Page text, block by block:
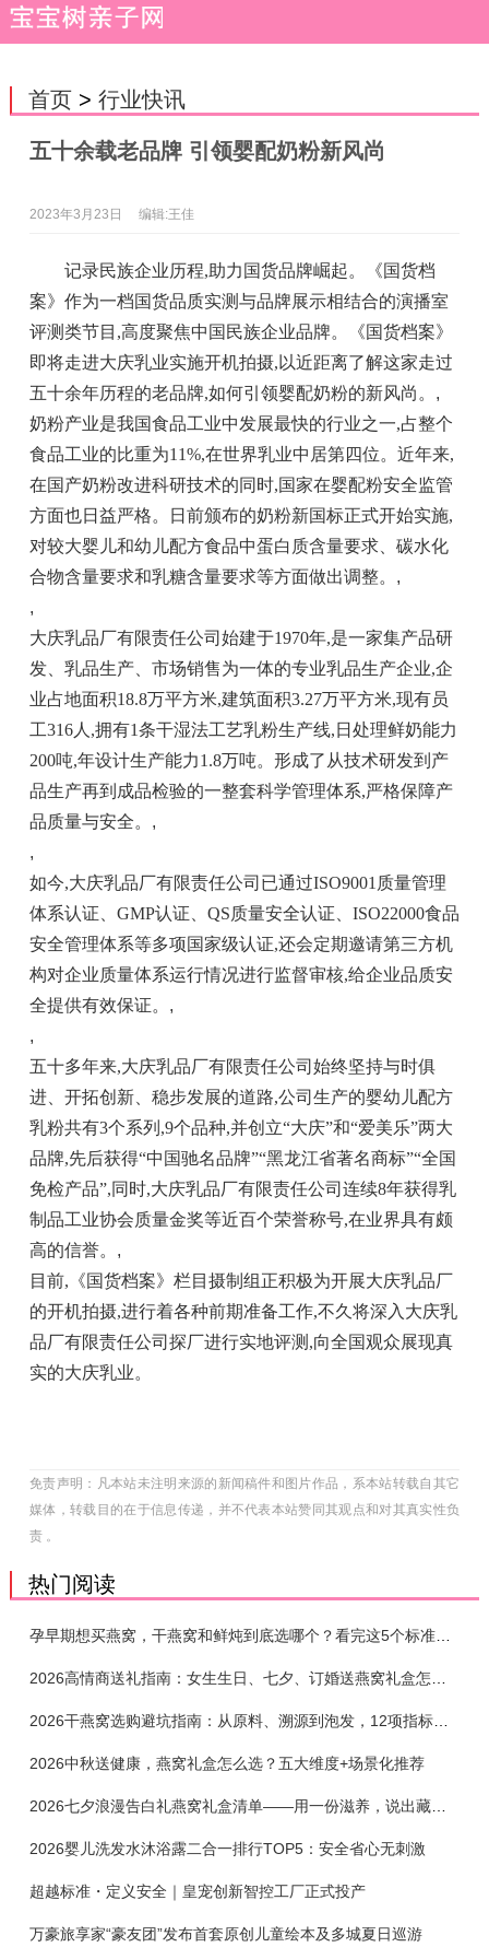
首页> 行业快讯
五十余载老品牌 引领婴配奶粉新风尚
2023年3月23日 编辑:王佳
记录民族企业历程,助力国货品牌崛起。《国货档
案》作为一档国货品质实测与品牌展示相结合的演播室
评测类节目,高度聚焦中国民族企业品牌。《国货档案》
即将走进大庆乳业实施开机拍摄,以近距离了解这家走过
五十余年历程的老品牌,如何引领婴配奶粉的新风尚。 ,
奶粉产业是我国食品工业中发展最快的行业之一,占整个
食品工业的比重为11%,在世界乳业中居第四位。近年来,
在国产奶粉改进科研技术的同时,国家在婴配粉安全监管
方面也日益严格。日前颁布的奶粉新国标正式开始实施,
对较大婴儿和幼儿配方食品中蛋白质含量要求、碳水化
合物含量要求和乳糖含量要求等方面做出调整。 ,
,
大庆乳品厂有限责任公司始建于1970年,是一家集产品研
发、乳品生产、市场销售为一体的专业乳品生产企业,企
业占地面积18.8万平方米,建筑面积3.27万平方米,现有员
工316人,拥有1条干湿法工艺乳粉生产线,日处理鲜奶能力
200吨,年设计生产能力1.8万吨。形成了从技术研发到产
品生产再到成品检验的一整套科学管理体系,严格保障产
品质量与安全。 ,
,
如今,大庆乳品厂有限责任公司已通过ISO9001质量管理
体系认证、GMP认证、QS质量安全认证、ISO22000食品
安全管理体系等多项国家级认证,还会定期邀请第三方机
构对企业质量体系运行情况进行监督审核,给企业品质安
全提供有效保证。 ,
,
五十多年来,大庆乳品厂有限责任公司始终坚持与时俱
进、开拓创新、稳步发展的道路,公司生产的婴幼儿配方
乳粉共有3个系列,9个品种,并创立“大庆”和“爱美乐”两大
品牌,先后获得“中国驰名品牌”“黑龙江省著名商标”“全国
免检产品”,同时,大庆乳品厂有限责任公司连续8年获得乳
制品工业协会质量金奖等近百个荣誉称号,在业界具有颇
高的信誉。 ,
目前,《国货档案》栏目摄制组正积极为开展大庆乳品厂
的开机拍摄,进行着各种前期准备工作,不久将深入大庆乳
品厂有限责任公司探厂进行实地评测,向全国观众展现真
实的大庆乳业。
免责声明：凡本站未注明来源的新闻稿件和图片作品，系本站转载自其它
媒体，转载目的在于信息传递，并不代表本站赞同其观点和对其真实性负
责 。
热门阅读
孕早期想买燕窝，干燕窝和鲜炖到底选哪个？看完这5个标准再下单
2026干燕窝选购避坑指南：从原料、溯源到泡发，12项指标判断靠谱燕窝
2026中秋送健康，燕窝礼盒怎么选？五大维度+场景化推荐
2026七夕浪漫告白礼燕窝礼盒清单——用一份滋养，说出藏在心底的爱
2026婴儿洗发水沐浴露二合一排行TOP5：安全省心无刺激
超越标准・定义安全｜皇宠创新智控工厂正式投产
万豪旅享家“豪友团”发布首套原创儿童绘本及多城夏日巡游